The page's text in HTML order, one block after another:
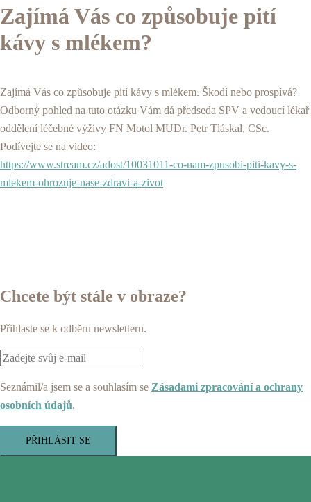
Zajímá Vás co způsobuje pití
kávy s mlékem?
Zajímá Vás co způsobuje pití kávy s mlékem. Škodí nebo prospívá?
Odborný pohled na tuto otázku Vám dá předseda SPV a vedoucí lékař
oddělení léčebné výživy FN Motol MUDr. Petr Tláskal, CSc.
Podívejte se na video:
https://www.stream.cz/adost/10031011-co-nam-zpusobi-piti-kavy-s-
mlekem-ohrozuje-nase-zdravi-a-zivot
Chcete být stále v obraze?
Přihlaste se k odběru newsletteru.
Seznámil/a jsem se a souhlasím se Zásadami zpracování a ochrany
osobních údajů.
PŘIHLÁSIT SE